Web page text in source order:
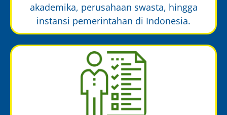
akademika, perusahaan swasta, hingga
instansi pemerintahan di Indonesia.